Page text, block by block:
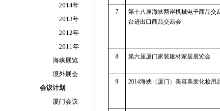
2014年
2013年
2012年
2011年
海峡展览
境外展会
会议计划
厦门会议
7
第十八届海峡两岸机械电子商品交
台进出口商品交易会
8 第六届厦门家装建材家居展览会
9 2014海峡（厦门）美容美发化妆用